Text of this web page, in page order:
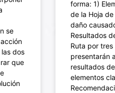
se
dos
que
forma: 1)
de la Hoja
daño
Resultados
Ruta por
presentarán
resultados
elementos